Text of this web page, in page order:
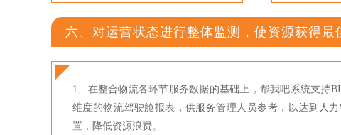
六、对运营状态进行整体监测，使资源获得最
1、在整合物流各环节服务数据的基础上，帮我吧系统支持
维度的物流驾驶舱报表，供服务管理人员参考，以达到人
置，降低资源浪费。